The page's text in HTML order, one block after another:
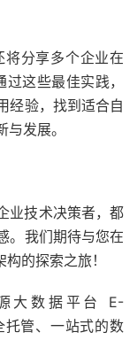
分享多个企业在
这些最佳实践，
经验，找到适合自
发展。
业技术决策者，都
。我们期待与您在
的探索之旅！
大数据平台 E-
管、一站式的数